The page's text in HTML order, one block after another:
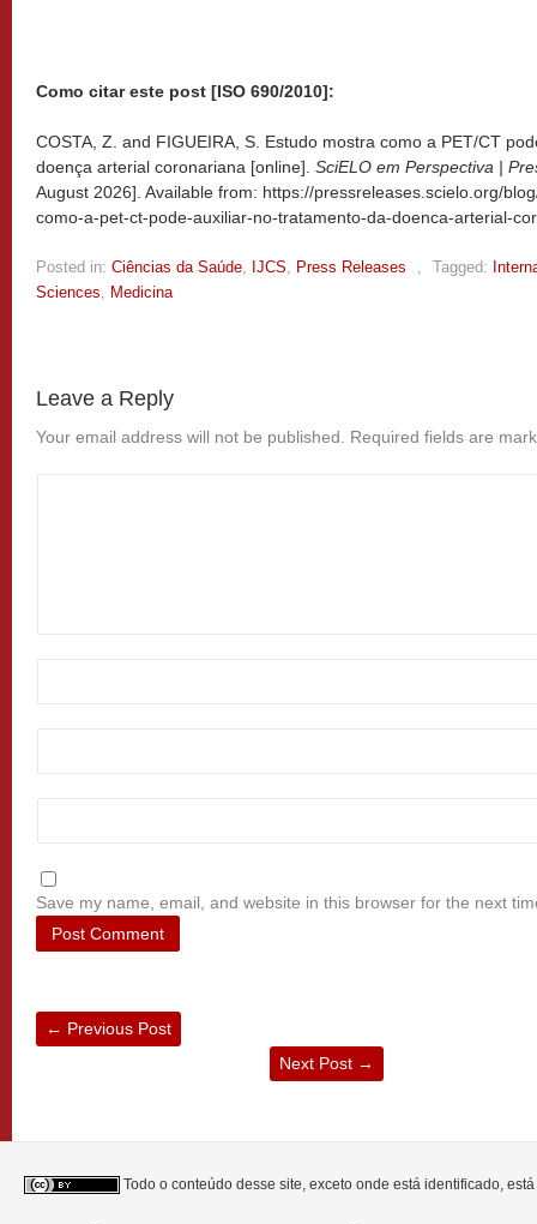
Como citar este post [ISO 690/2010]:
COSTA, Z. and FIGUEIRA, S. Estudo mostra como a PET/CT
doença arterial coronariana [online]. SciELO em Perspectiva |
August 2026]. Available from: https://pressreleases.scielo.org/
como-a-pet-ct-pode-auxiliar-no-tratamento-da-doenca-arterial-
Posted in: Ciências da Saúde IJCS Press Releases Tagged:
Sciences
Medicina
Leave a Reply
Your email address will not be published. Required fields are
Save my name, email, and website in this browser for the next
← Previous Post
Next Post →
Todo o conteúdo desse site, exceto onde está identificado,